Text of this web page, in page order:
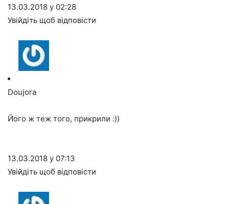
13.03.2018 у 02:28
Увійдіть щоб відповісти
Doujora
Його ж теж того, прикрили :))
13.03.2018 у 07:13
Увійдіть щоб відповісти